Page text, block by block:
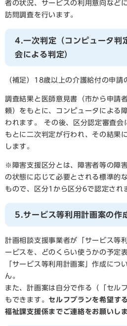
者の状況、サービスの利用意向など
訪問調査を行います。
4.一次判定（コンピュータ判
会による判定）
（補足）18歳以上の介護給付の申請
調査結果と医師意見書（市から申請
頼）をもとに、コンピュータによる
われます。 その後、区分認定審査会
もとに二次判定が行われ、その結果
します。
​※障害支援区分とは、障害者等の障
の状態に応じて必要とされる標準的
もので、区分1から区分6で認定され
5.サービス等利用計画案の作
計画相談支援事業者が「サービス等
ービスを、どのくらい使うかの予定
「サービス等利用計画案」作成につ
ん。
また、計画案は自分で作る（「セル
もできます。 セルフプランを希望す
福祉課支援係までご連絡をお願いしま